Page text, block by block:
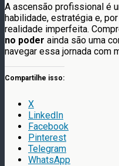
A ascensão profissional é
habilidade, estratégia e,
realidade imperfeita.
no poder ainda são uma
navegar essa jornada com
Compartilhe isso:
X
LinkedIn
Facebook
Pinterest
Telegram
WhatsApp